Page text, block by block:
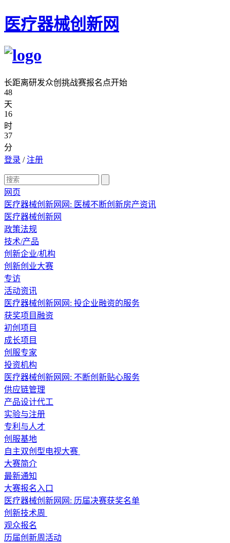
医疗器械创新网
长距离研发众创挑战赛报名点开始
48
天
16
时
37
分
登录 /注册
网页
医疗器械创新网网: 医械不断创新房产资讯
医疗器械创新网
政策法规
技术/产品
创新企业/机构
创新创业大赛
专访
活动资讯
医疗器械创新网网: 投企业融资的服务
获奖项目融资
初创项目
成长项目
创服专家
投资机构
医疗器械创新网网: 不断创新贴心服务
供应链管理
产品设计代工
实验与注册
专利与人才
创服基地
自主双创型电视大赛
大赛简介
最新通知
大赛报名入口
医疗器械创新网网: 历届决赛获奖名单
创新技术周
观众报名
历届创新周活动